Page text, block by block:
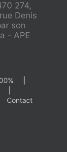
274,
Denis
son
- APE
Contact